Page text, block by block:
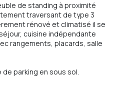
de standing à proximité
traversant de type 3
rénové et climatisé il se
cuisine indépendante
rangements, placards, salle
parking en sous sol.